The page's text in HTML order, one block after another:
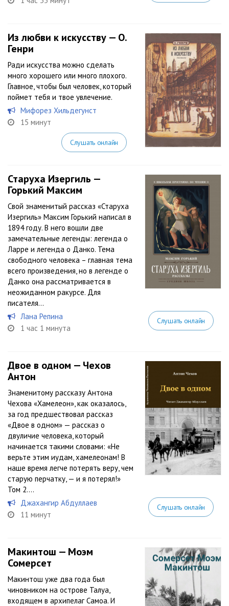
Из любви к искусству — О.
Генри
Ради искусства можно сделать
много хорошего или много плохого.
Главное, чтобы был человек, который
поймет тебя и твое увлечение.
Мифорез Хильдегунст
15 минут
Слушать онлайн
Старуха Изергиль —
Горький Максим
Свой знаменитый рассказ «Старуха
Изергиль» Максим Горький написал в
1894 году. В него вошли две
замечательные легенды: легенда о
Ларре и легенда о Данко. Тема
свободного человека – главная тема
всего произведения, но в легенде о
Данко она рассматривается в
неожиданном ракурсе. Для
писателя...
Лана Репина
1 час 1 минута
Слушать онлайн
Двое в одном — Чехов
Антон
Знаменитому рассказу Антона
Чехова «Хамелеон», как оказалось,
за год предшествовал рассказ
«Двое в одном» — рассказ о
двуличие человека, который
начинается такими словами: «Не
верьте этим иудам, хамелеонам! В
наше время легче потерять веру, чем
старую перчатку, — и я потерял!»
Том 2....
Джахангир Абдуллаев
11 минут
Слушать онлайн
Макинтош — Моэм
Сомерсет
Макинтош уже два года был
чиновником на острове Талуа,
входящем в архипелаг Самоа. И